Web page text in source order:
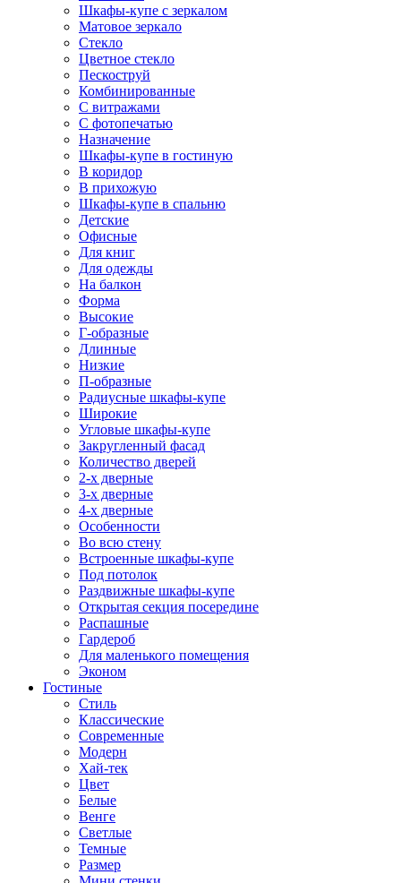
Шкафы-купе с зеркалом
Матовое зеркало
Стекло
Цветное стекло
Пескоструй
Комбинированные
С витражами
С фотопечатью
Назначение
Шкафы-купе в гостиную
В коридор
В прихожую
Шкафы-купе в спальню
Детские
Офисные
Для книг
Для одежды
На балкон
Форма
Высокие
Г-образные
Длинные
Низкие
П-образные
Радиусные шкафы-купе
Широкие
Угловые шкафы-купе
Закругленный фасад
Количество дверей
2-х дверные
3-х дверные
4-х дверные
Особенности
Во всю стену
Встроенные шкафы-купе
Под потолок
Раздвижные шкафы-купе
Открытая секция посередине
Распашные
Гардероб
Для маленького помещения
Эконом
Гостиные
Стиль
Классические
Современные
Модерн
Хай-тек
Цвет
Белые
Венге
Светлые
Темные
Размер